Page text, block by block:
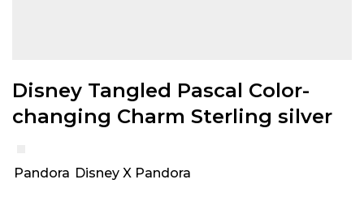
Disney Tangled Pascal Color-
changing Charm Sterling silver
Disney X Pandora
Pandora